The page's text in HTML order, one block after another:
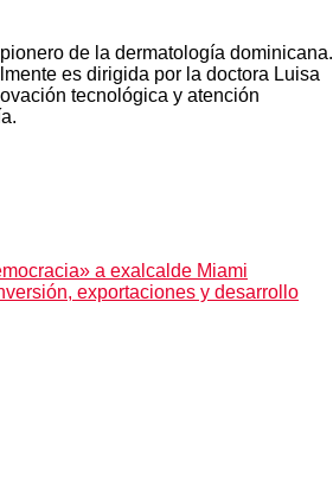
de la dermatología dominicana.
es dirigida por la doctora Luisa
tecnológica y atención
a exalcalde Miami
exportaciones y desarrollo